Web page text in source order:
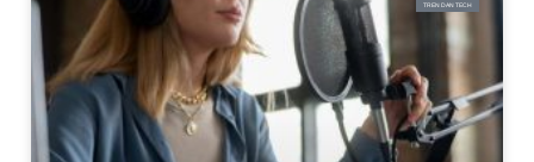
TREN DAN TECH